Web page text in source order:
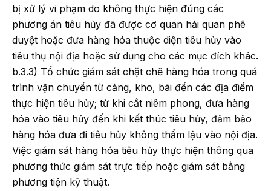
bị xử lý vi phạm do không thực hiện đúng các
phương án tiêu hủy đã được cơ quan hải quan phê
duyệt hoặc đưa hàng hóa thuộc diện tiêu hủy vào
tiêu thụ nội địa hoặc sử dụng cho các mục đích khác.
b.3.3) Tổ chức giám sát chặt chẽ hàng hóa trong quá
trình vận chuyển từ cảng, kho, bãi đến các địa điểm
thực hiện tiêu hủy; từ khi cắt niêm phong, đưa hàng
hóa vào tiêu hủy đến khi kết thúc tiêu hủy, đảm bảo
hàng hóa đưa đi tiêu hủy không thẩm lậu vào nội địa.
Việc giám sát hàng hóa tiêu hủy thực hiện thông qua
phương thức giám sát trực tiếp hoặc giám sát bằng
phương tiện kỹ thuật.